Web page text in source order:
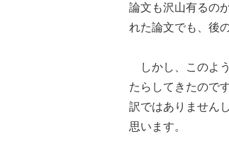
論文も沢山有るの
れた論文でも、後
しかし、このよ
たらしてきたので
訳ではありません
思います。